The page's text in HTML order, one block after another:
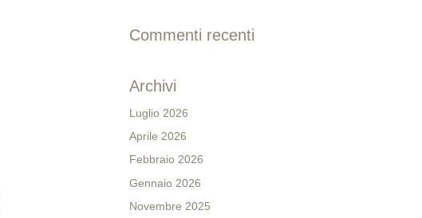
Commenti recenti
Archivi
Luglio 2026
Aprile 2026
Febbraio 2026
Gennaio 2026
Novembre 2025